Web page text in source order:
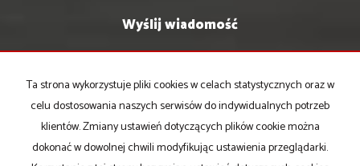
ul. Elektoralna 11/5
00-137 Warszawa
tel./fax: 22 654-19-40
elektoralna@wigro.pl
Ta strona wykorzystuje pliki cookies w celach statystycznych oraz w
celu dostosowania naszych serwisów do indywidualnych potrzeb
klientów. Zmiany ustawień dotyczących plików cookie można
dokonać w dowolnej chwili modyfikując ustawienia przeglądarki.